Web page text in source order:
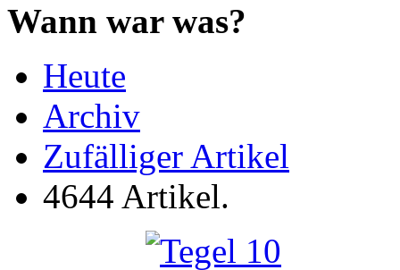
Wann war was?
Heute
Archiv
Zufälliger Artikel
4644 Artikel.